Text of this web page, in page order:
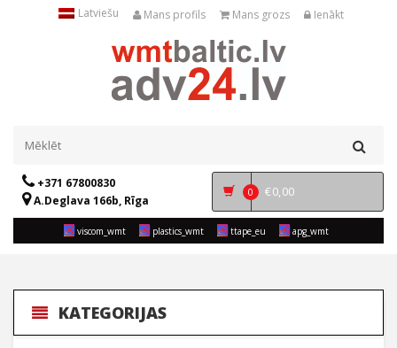
Latviešu Mans profils Mans grozs Ienākt
+371 67800830
A.Deglava 166b, Rīga
0 €0,00
viscom_wmt plastics_wmt ttape_eu apg_wmt
KATEGORIJAS